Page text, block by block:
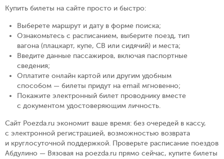
Купить билеты на сайте просто и быстро:
Выберете маршрут и дату в форме поиска;
Ознакомьтесь с расписанием, выберите поезд, тип
вагона (плацкарт, купе, СВ или сидячий) и места;
Введите данные пассажиров, включая паспортные
сведения;
Оплатите онлайн картой или другим удобным
способом — билеты придут на email мгновенно;
Покажите электронный билет проводнику вместе
с документом удостоверяющим личность.
Сайт Poezda.ru экономит ваше время: без очередей в кассу,
с электронной регистрацией, возможностью возврата
и круглосуточной поддержкой. Проверьте расписание поездов
Абдулино — Вязовая на poezda.ru прямо сейчас, купите билеты